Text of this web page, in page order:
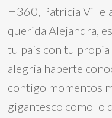
H360, Patrícia
querida Alejandra,
tu país con tu
alegría haberte
contigo momentos
gigantesco como lo